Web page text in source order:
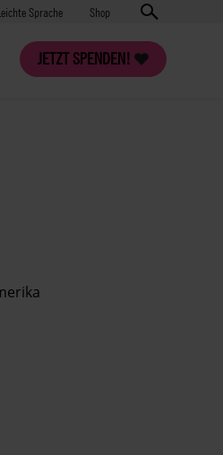
Sprache Shop
JETZT SPENDEN!